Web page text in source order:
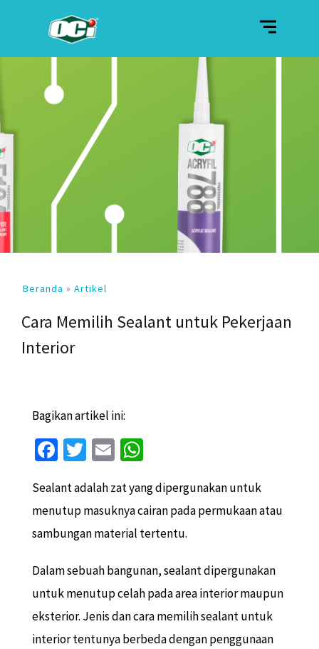
Beranda » Artikel
Cara Memilih Sealant untuk Pekerjaan
Interior
Bagikan artikel ini:
Fa
b
o
o
k
T
tt
er
E
ai
l
W
at
sA
p
p
Sealant adalah zat yang dipergunakan untuk
menutup masuknya cairan pada permukaan atau
sambungan material tertentu.
Dalam sebuah bangunan, sealant dipergunakan
untuk menutup celah pada area interior maupun
eksterior. Jenis dan cara memilih sealant untuk
interior tentunya berbeda dengan penggunaan